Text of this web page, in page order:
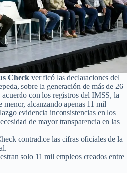
Check verificó las declaraciones del
sobre la generación de más de 26
con los registros del IMSS, la
menor, alcanzando apenas 11 mil
evidencia inconsistencias en los
de mayor transparencia en las
contradice las cifras oficiales de la
solo 11 mil empleos creados entre